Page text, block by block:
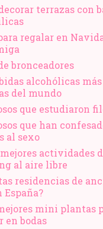
terrazas con
regalar en
bronceadores
alcohólicas más
del mundo
que estudiaron
que han
al sexo
mejores actividades
al aire libre
residencias de
España?
mini plantas
en bodas